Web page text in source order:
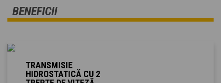
BENEFICII
TRANSMISIE
HIDROSTATICĂ CU 2